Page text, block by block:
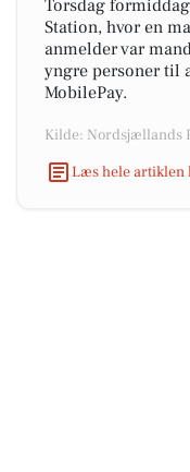
Torsdag
Station, hvor en
anmelder var
yngre personer til
MobilePay.
Kilde: Nordsjællands
Læs hele artiklen